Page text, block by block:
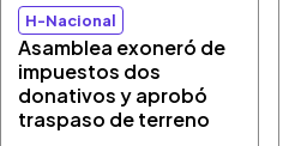
H-Nacional
Asamblea exoneró de
impuestos dos
donativos y aprobó
traspaso de terreno